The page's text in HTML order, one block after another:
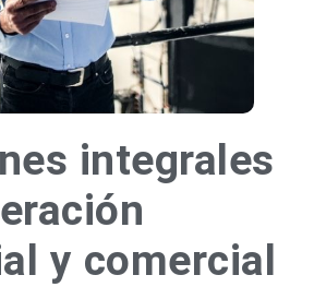
integrales
y comercial